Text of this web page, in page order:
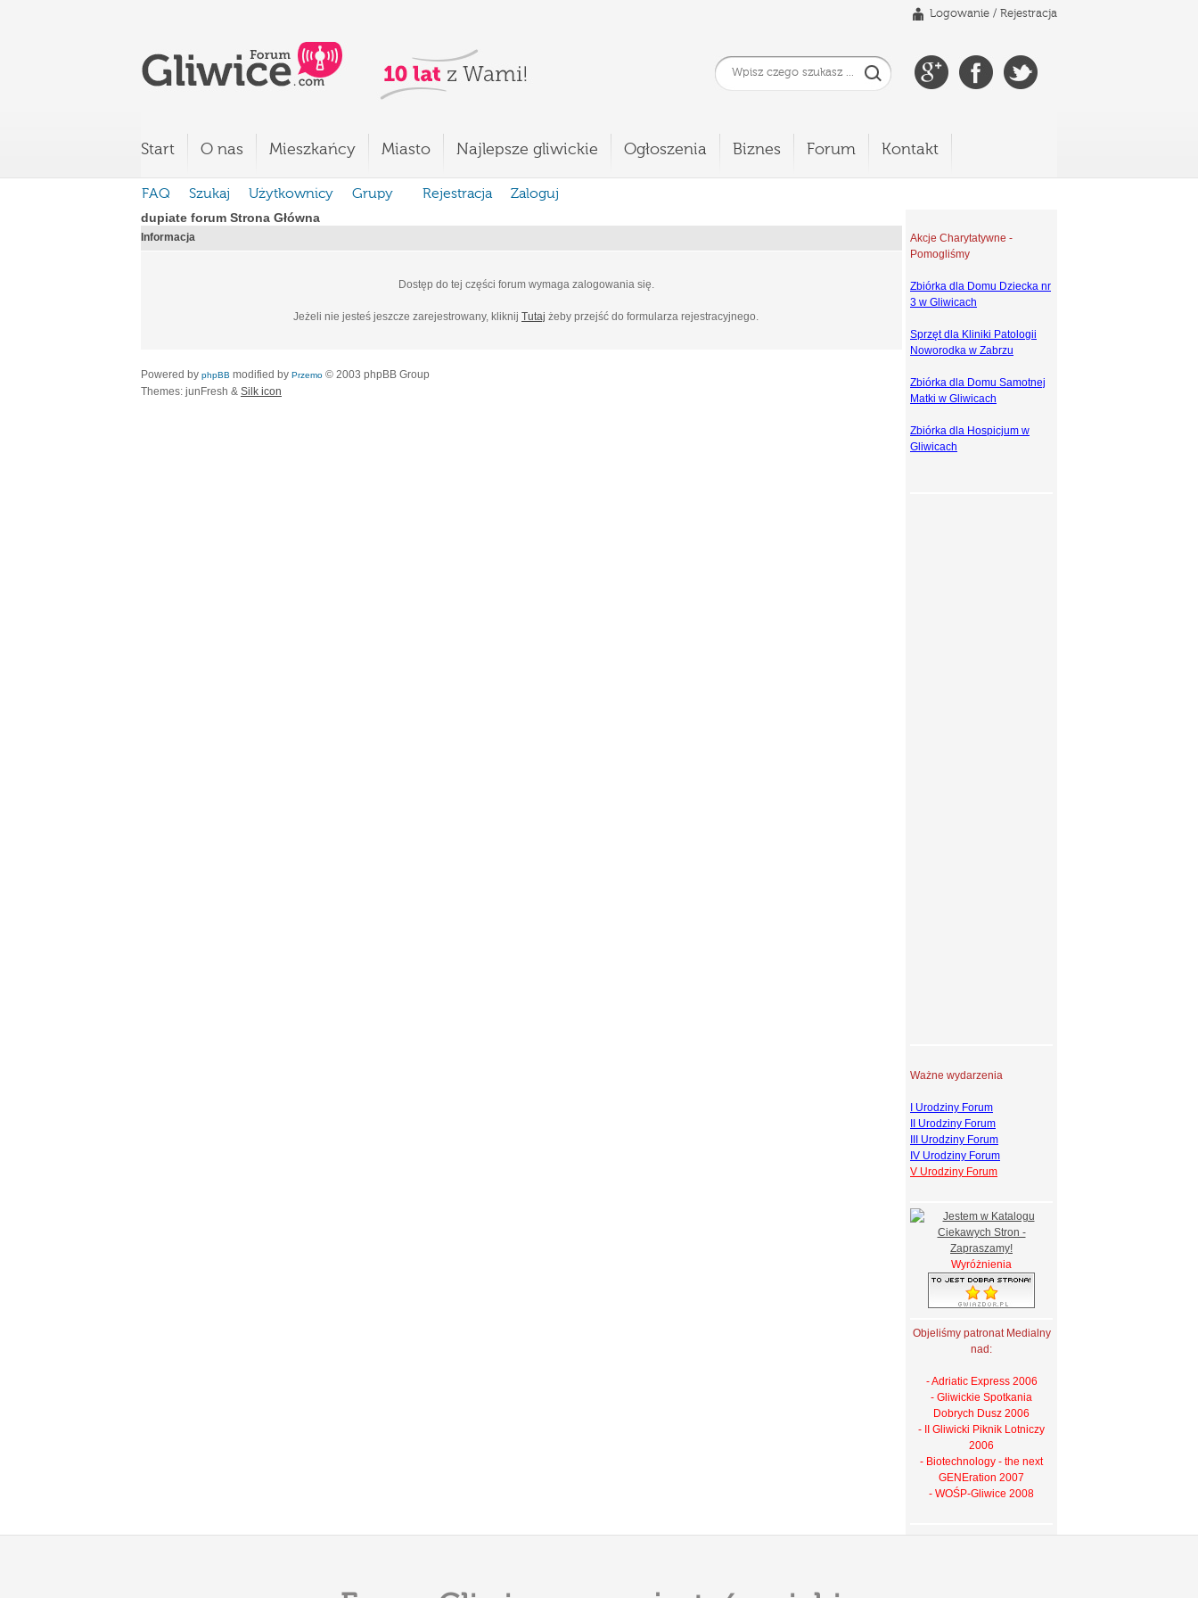
Logowanie / Rejestracja
Start O nas Mieszkańcy Miasto Najlepsze gliwickie Ogłoszenia Biznes Forum Kontakt
FAQ Szukaj Użytkownicy Grupy Rejestracja
Zaloguj
dupiate forum Strona Główna
Informacja
Dostęp do tej części forum wymaga zalogowania się.
Jeżeli nie jesteś jeszcze zarejestrowany, kliknij Tutaj żeby przejść do formularza rejestracyjnego.
Powered by phpBB modified by Przemo © 2003 phpBB Group
Themes: junFresh & Silk icon
Akcje Charytatywne -
Pomogliśmy
Zbiórka dla Domu Dziecka nr
3 w Gliwicach
Sprzęt dla Kliniki Patologii
Noworodka w Zabrzu
Zbiórka dla Domu Samotnej
Matki w Gliwicach
Zbiórka dla Hospicjum w
Gliwicach
Ważne wydarzenia
I Urodziny Forum
II Urodziny Forum
III Urodziny Forum
IV Urodziny Forum
V Urodziny Forum
Wyróżnienia
Objeliśmy patronat Medialny
nad:
- Adriatic Express 2006
- Gliwickie Spotkania
Dobrych Dusz 2006
- II Gliwicki Piknik Lotniczy
2006
- Biotechnology - the next
GENEration 2007
- WOŚP-Gliwice 2008